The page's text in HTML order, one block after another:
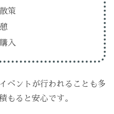
策
入
ベントが行われることも多
もると安心です。